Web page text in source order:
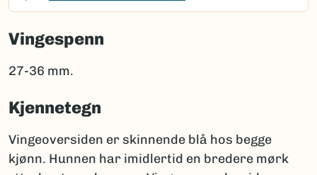
Vingespenn
27-36 mm.
Kjennetegn
Vingeoversiden er skinnende blå hos begge
kjønn. Hunnen har imidlertid en bredere mørk